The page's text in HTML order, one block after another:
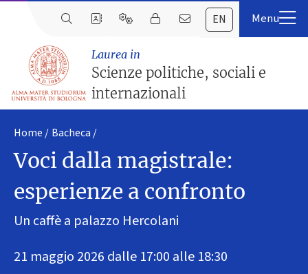
EN
Laurea in
Scienze politiche, sociali e
internazionali
Home Bacheca
Voci dalla magistrale:
esperienze a confronto
Un caffè a palazzo Hercolani
21 maggio 2026 dalle 17:00 alle 18:30